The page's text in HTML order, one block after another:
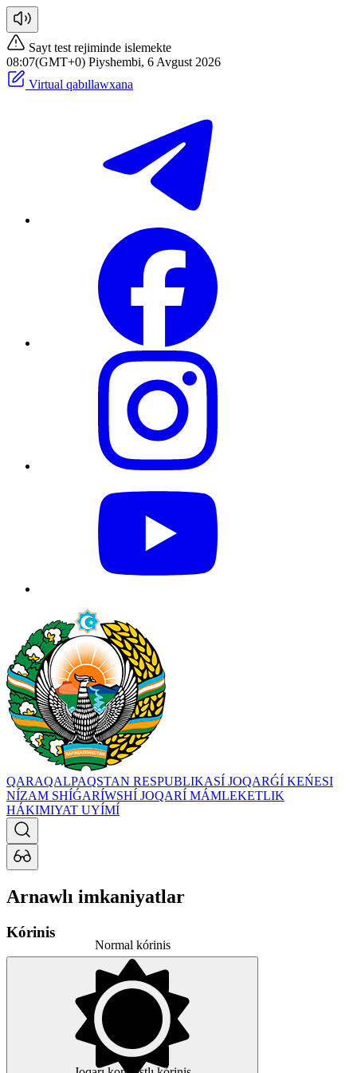
Sayt test rejiminde islemekte
08:07(GMT+0) Piyshembi, 6 Avgust 2026
Virtual qabıllawxana
QARAQALPAQSTAN RESPUBLIKASÍ JOQARǴÍ KEŃESI
NÍZAM SHÍǴARÍWSHÍ JOQARÍ MÁMLEKETLIK
HÁKIMIYAT UYÍMÍ
Arnawlı imkaniyatlar
Kórinis
Normal kórinis